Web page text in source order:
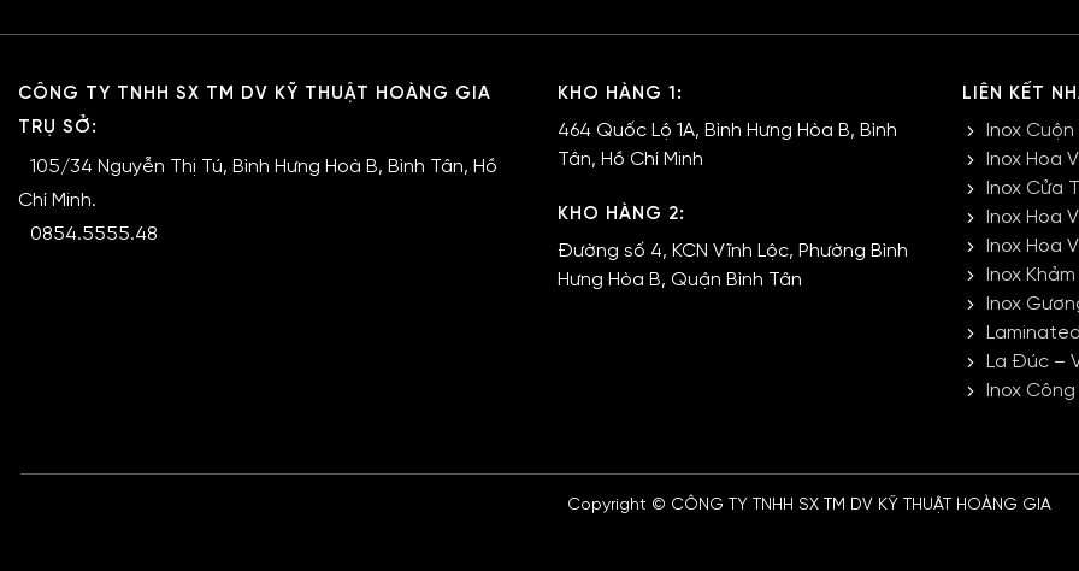
CÔNG TY TNHH SX TM DV KỸ THUẬT HOÀNG GIA
TRỤ SỞ:
105/34 Nguyễn Thị Tú, Bình Hưng Hoà B, Bình Tân, Hồ
Chí Minh.
0854.5555.48
KHO HÀNG 1:
464 Quốc Lộ 1A, Bình Hưng Hòa B, Bình
Tân, Hồ Chí Minh
KHO HÀNG 2:
Đường số 4, KCN Vĩnh Lộc, Phường Bình
Hưng Hòa B, Quận Bình Tân
LIÊN KẾT
Inox
Inox Hoa
Inox Cửa
Inox Hoa
Inox Hoa
Inox
Inox
La Đúc –
Inox
Copyright © CÔNG TY TNHH SX TM DV KỸ THUẬT HOÀNG GIA